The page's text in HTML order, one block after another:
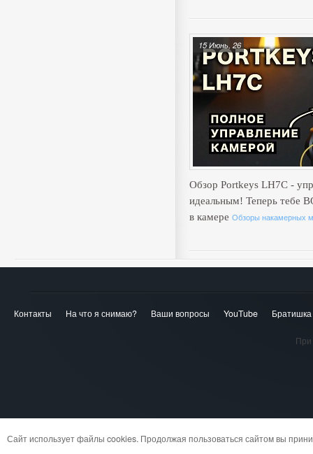
Обзор Portkeys LH7C -
идеальным! Теперь тебе
в камере Обзоры накамерных
15 Июнь, 26
Контакты На что я снимаю? Ваши вопросы YouTube
При
Сайт использует файлы cookies. Продолжая пользоваться сайтом вы